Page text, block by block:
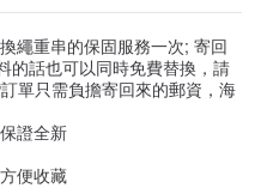
繩重串的保固服務一次; 寄回
的話也可以同時免費替換，請
單只需負擔寄回來的郵資，海
證全新
便收藏